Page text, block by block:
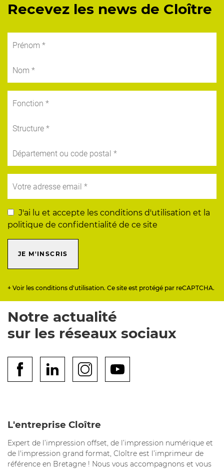
Recevez les news de Cloître
J'ai lu et accepte les conditions d'utilisation et la
politique de confidentialité de ce site
JE M'INSCRIS
+ Voir les conditions d'utilisation. Ce site est protégé par reCAPTCHA.
Notre actualité
sur les réseaux sociaux
L'entreprise Cloître
Expert de l’impression offset, de l’impression numérique et
de l'impression grand format, Cloître est l’imprimeur de
référence en Bretagne ! Nous vous accompagnons et vous